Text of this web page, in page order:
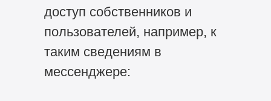
доступ собственников и
пользователей, например, к
таким сведениям в
мессенджере: